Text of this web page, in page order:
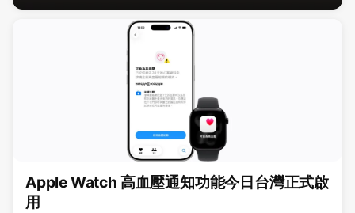
Apple Watch 高血壓通知功能今日台灣正式啟
用